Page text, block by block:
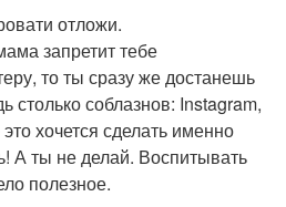
отложи.
запретит тебе
то ты сразу же достанешь
столько соблазнов: Instagram,
хочется сделать именно
А ты не делай. Воспитывать
полезное.